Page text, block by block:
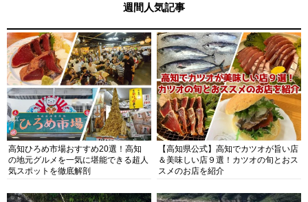
週間人気記事
高知ひろめ市場おすすめ20選！高知
の地元グルメを一気に堪能できる超人
気スポットを徹底解剖
【高知県公式】高知でカツオが旨い店
＆美味しい店９選！カツオの旬とおス
スメのお店を紹介